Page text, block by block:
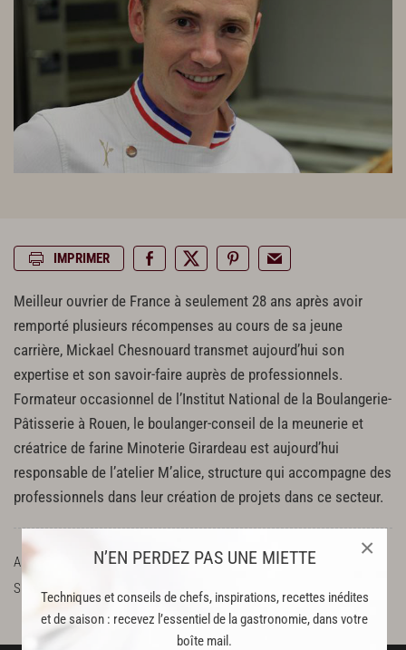
N’EN PERDEZ PAS UNE MIETTE
Techniques et conseils de chefs, inspirations, recettes inédites
et de saison : recevez l’essentiel de la gastronomie, dans votre
boîte mail.
×
IMPRIMER
Meilleur ouvrier de France à seulement 28 ans après avoir
remporté plusieurs récompenses au cours de sa jeune
carrière, Mickael Chesnouard transmet aujourd’hui son
expertise et son savoir-faire auprès de professionnels.
Formateur occasionnel de l’Institut National de la Boulangerie-
Pâtisserie à Rouen, le boulanger-conseil de la meunerie et
créatrice de farine Minoterie Girardeau est aujourd’hui
responsable de l’atelier M’alice, structure qui accompagne des
professionnels dans leur création de projets dans ce secteur.
ADRESSE
atelier m'alice le fromenteau, 44190 boussay
SUR LE WEB
Facebook